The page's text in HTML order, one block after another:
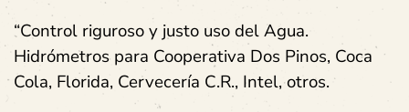
“Control riguroso y justo uso del Agua.
Hidrómetros para Cooperativa Dos Pinos, Coca
Cola, Florida, Cervecería C.R., Intel, otros.